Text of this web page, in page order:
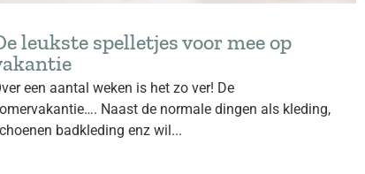
leukste spelletjes voor mee op
een aantal weken is het zo ver! De
Naast de normale dingen als kleding,
badkleding enz wil...